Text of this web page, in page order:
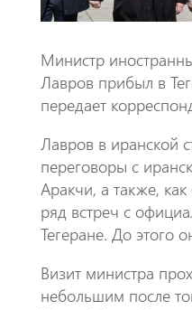
Министр
Лавров прибыл в
передает
Лавров в иранской
переговоры с
Аракчи, а также,
ряд встреч с
Тегеране. До этого
Визит министра
небольшим после